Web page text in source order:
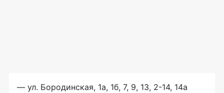
— ул. Бородинская, 1а, 1б, 7, 9, 13, 2-14, 14а